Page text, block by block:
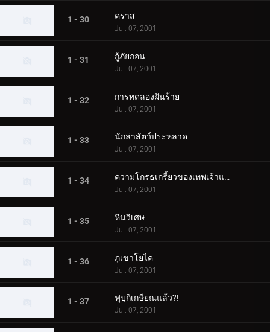
1 - 30 คราส
Jul. 07, 2001
1 - 31 กู้ภัยกอน
Jul. 07, 2001
1 - 32 การทดลองฝันร้าย
Jul. 07, 2001
1 - 33 นักล่าสัตว์ประหลาด
Jul. 07, 2001
1 - 34 ความโกรธเกรี้ยวของเทพเจ้าแห่งท้องทะเล
Jul. 07, 2001
1 - 35 หินวิเศษ
Jul. 07, 2001
1 - 36 ภูเขาโยไค
Jul. 07, 2001
1 - 37 ฟุบุกิเกษียณแล้ว?!
Jul. 07, 2001